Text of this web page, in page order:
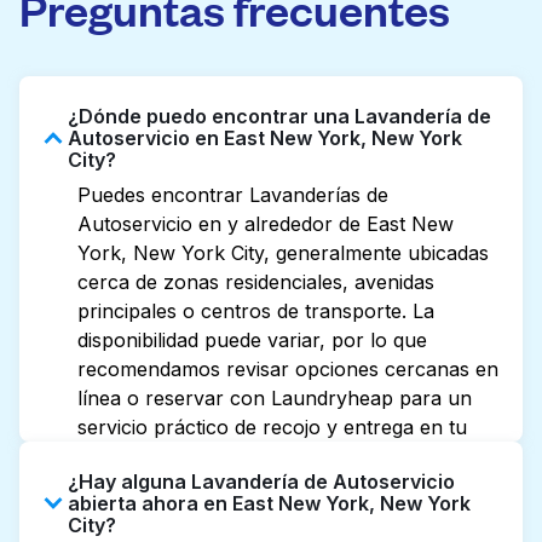
¿Dónde puedo encontrar una Lavandería de
Autoservicio en East New York, New York
City?
Puedes encontrar Lavanderías de
Autoservicio en y alrededor de East New
York, New York City, generalmente ubicadas
cerca de zonas residenciales, avenidas
principales o centros de transporte. La
disponibilidad puede variar, por lo que
recomendamos revisar opciones cercanas en
línea o reservar con Laundryheap para un
servicio práctico de recojo y entrega en tu
¿Hay alguna Lavandería de Autoservicio
abierta ahora en East New York, New York
City?